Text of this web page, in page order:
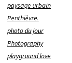
paysage urbain
Penthièvre.
photo du jour
Photography
playground love